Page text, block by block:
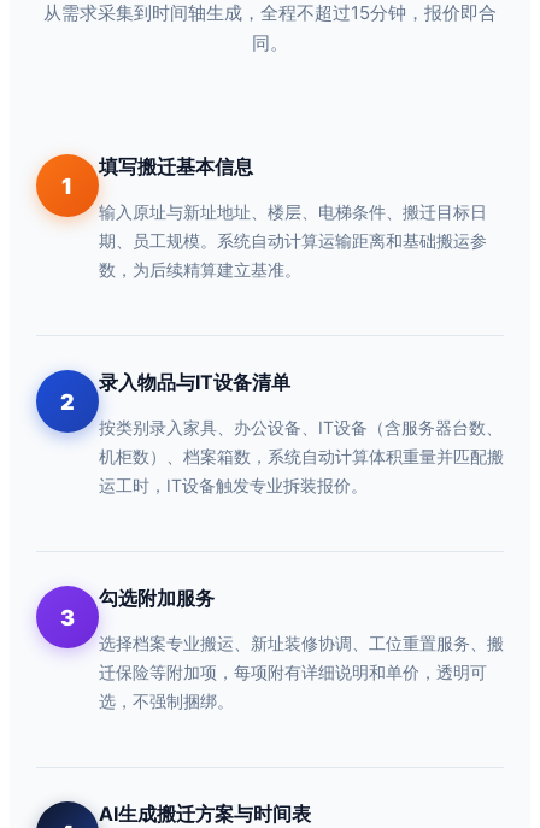
从需求采集到时间轴生成，全程不超过15分钟，报价即合
同。
1
填写搬迁基本信息
输入原址与新址地址、楼层、电梯条件、搬迁目标日
期、员工规模。系统自动计算运输距离和基础搬运参
数，为后续精算建立基准。
2
录入物品与IT设备清单
按类别录入家具、办公设备、IT设备（含服务器台数、
机柜数）、档案箱数，系统自动计算体积重量并匹配搬
运工时，IT设备触发专业拆装报价。
3
勾选附加服务
选择档案专业搬运、新址装修协调、工位重置服务、搬
迁保险等附加项，每项附有详细说明和单价，透明可
选，不强制捆绑。
AI生成搬迁方案与时间表